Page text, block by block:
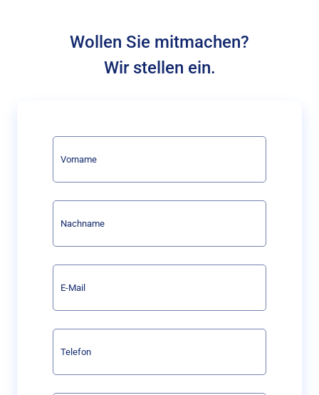
Wollen Sie mitmachen?
Wir stellen ein.